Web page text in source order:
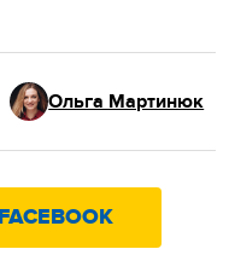
Ольга Мартинюк